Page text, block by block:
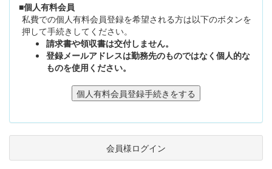
■個人有料会員
私費での個人有料会員登録を希望される方は以下のボタンを
押して手続きしてください。
請求書や領収書は交付しません。
登録メールアドレスは勤務先のものではなく個人的な
ものを使用ください。
会員様ログイン